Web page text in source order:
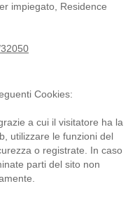
impiegato, Residence
Cookies:
a cui il visitatore ha la
utilizzare le funzioni del
o registrate. In caso
parti del sito non